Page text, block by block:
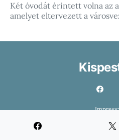
Két óvodát érintett volna az a
amelyet eltervezett a